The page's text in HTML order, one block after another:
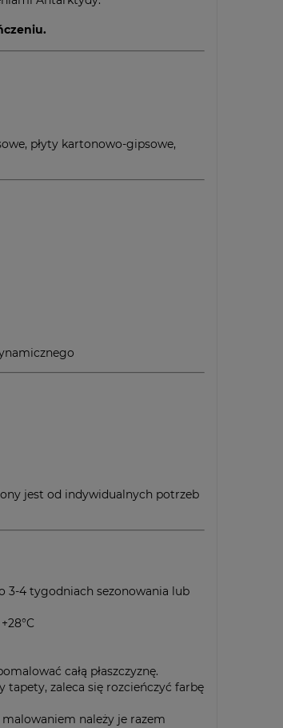
płyty kartonowo-gipsowe,
jest od indywidualnych potrzeb
3-4 tygodniach sezonowania lub
całą płaszczyznę.
zaleca się rozcieńczyć farbę
należy je razem